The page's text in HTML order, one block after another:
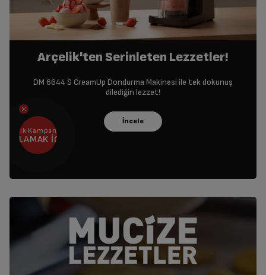
Arçelik'ten Serinleten Lezzetler!
DM 6644 S CreamUp Dondurma Makinesi ile tek dokunuş
dilediğin lezzet!
Arçelik Kampanyanı Bul
BAŞLAMAK İÇİN